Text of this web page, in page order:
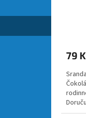
je
z
5
79